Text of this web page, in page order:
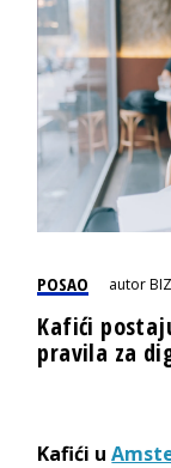
POSAO autor
Kafići
pravila za
Kafići u